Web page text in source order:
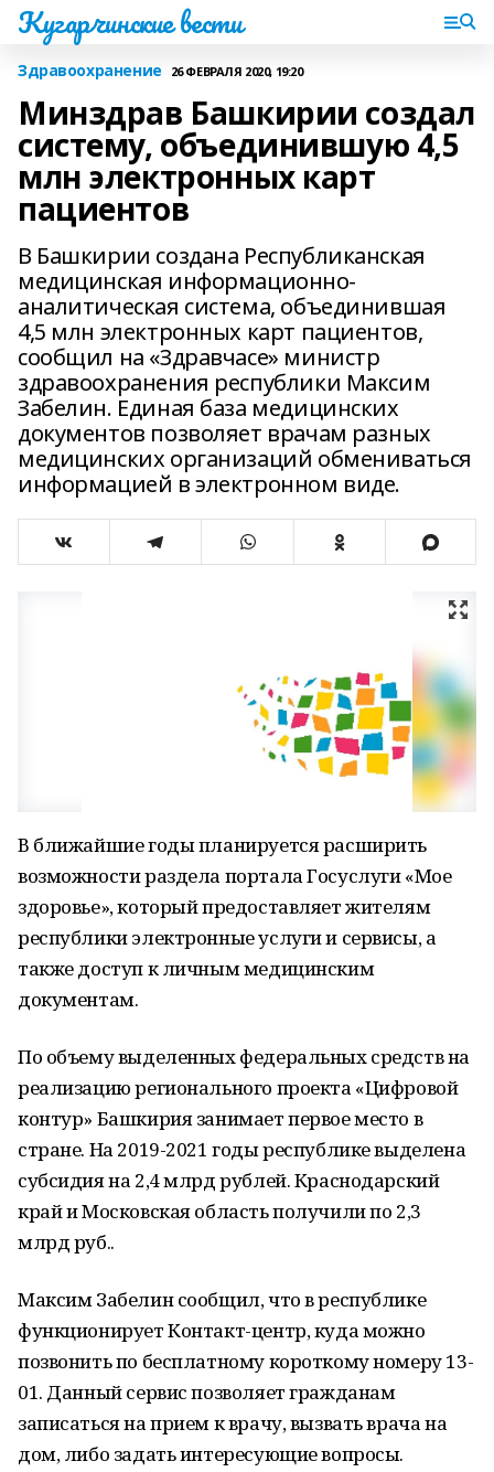
Кугарчинские вести
Здравоохранение 26 ФЕВРАЛЯ 2020, 19:20
Минздрав Башкирии создал
систему, объединившую 4,5
млн электронных карт
пациентов
В Башкирии создана Республиканская
медицинская информационно-
аналитическая система, объединившая
4,5 млн электронных карт пациентов,
сообщил на «Здравчасе» министр
здравоохранения республики Максим
Забелин. Единая база медицинских
документов позволяет врачам разных
медицинских организаций обмениваться
информацией в электронном виде.
В ближайшие годы планируется расширить
возможности раздела портала Госуслуги «Мое
здоровье», который предоставляет жителям
республики электронные услуги и сервисы, а
также доступ к личным медицинским
документам.
По объему выделенных федеральных средств на
реализацию регионального проекта «Цифровой
контур» Башкирия занимает первое место в
стране. На 2019-2021 годы республике выделена
субсидия на 2,4 млрд рублей. Краснодарский
край и Московская область получили по 2,3
млрд руб..
Максим Забелин сообщил, что в республике
функционирует Контакт-центр, куда можно
позвонить по бесплатному короткому номеру 13-
01. Данный сервис позволяет гражданам
записаться на прием к врачу, вызвать врача на
дом, либо задать интересующие вопросы.